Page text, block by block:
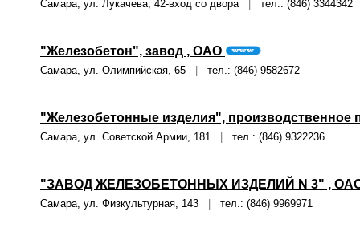
Самара, ул. Лукачева, 42-вход со двора тел.: (846) 3344342
"Железобетон", завод , ОАО
Самара, ул. Олимпийская, 65 тел.: (846) 9582672
"Железобетонные изделия", производственное
Самара, ул. Советской Армии, 181 тел.: (846) 9322236
"ЗАВОД ЖЕЛЕЗОБЕТОННЫХ ИЗДЕЛИЙ N 3" ,
Самара, ул. Физкультурная, 143 тел.: (846) 9969971